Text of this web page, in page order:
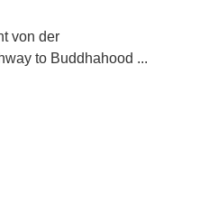
von der
to Buddhahood ...